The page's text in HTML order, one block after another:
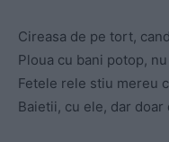
Cireasa de pe tort,
Ploua cu bani potop,
Fetele rele stiu mereu
Baietii, cu ele, dar doar